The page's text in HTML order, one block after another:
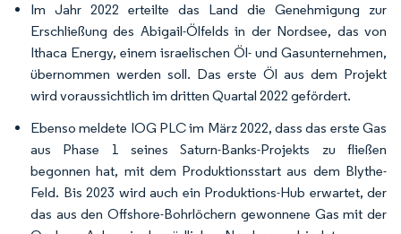
Im Jahr 2022 erteilte das Land die Genehmigung zur
Erschließung des Abigail-Ölfelds in der Nordsee, das von
Ithaca Energy, einem israelischen Öl- und Gasunternehmen,
übernommen werden soll. Das erste Öl aus dem Projekt
wird voraussichtlich im dritten Quartal 2022 gefördert.
Ebenso meldete IOG PLC im März 2022, dass das erste Gas
aus Phase 1 seines Saturn-Banks-Projekts zu fließen
begonnen hat, mit dem Produktionsstart aus dem Blythe-
Feld. Bis 2023 wird auch ein Produktions-Hub erwartet, der
das aus den Offshore-Bohrlöchern gewonnene Gas mit der